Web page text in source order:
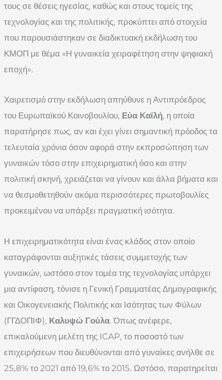
τους σε θέσεις ηγεσίας, καθώς και στους τομείς της
τεχνολογίας και της πολιτικής, προκύπτει από στοιχεία
που παρουσιάστηκαν σε διαδικτυακή εκδήλωση του
ΚΜΟΠ με θέμα «Η γυναικεία χειραφέτηση στην ψηφιακή
εποχή».
Χαιρετισμό στην εκδήλωση απηύθυνε η Αντιπρόεδρος
του Ευρωπαϊκού Κοινοβουλίου, Εύα Καϊλή, η οποία
παρατήρησε πως, αν και έχει γίνει σημαντική πρόοδος τα
τελευταία χρόνια όσον αφορά στην εκπροσώπηση των
γυναικών τόσο στην επιχειρηματική όσο και στην
πολιτική σκηνή, χρειάζεται να γίνουν και άλλα βήματα και
να θεσμοθετηθούν ακόμα περισσότερες πρωτοβουλίες
προκειμένου να υπάρξει πραγματική ισότητα.
Η επιχειρηματικότητα είναι ένας κλάδος στον οποίο
καταγράφονται αυξητικές τάσεις συμμετοχής των
γυναικών, ωστόσο στον τομέα της τεχνολογίας υπάρχει
μια αντίφαση, τόνισε η Γενική Γραμματέας Δημογραφικής
και Οικογενειακής Πολιτικής και Ισότητας των Φύλων
(ΓΓΔΟΠΙΦ), Καλυψώ Γούλα. Όπως ανέφερε,
επικαλούμενη μελέτη της ICAP, το ποσοστό των
επιχειρήσεων που διευθύνονται από γυναίκες ανήλθε σε
25,8% το 2021 από 19,6% το 2015. Ωστόσο, παρατηρείται